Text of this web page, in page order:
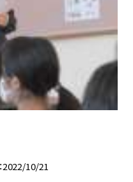
2022/10/21